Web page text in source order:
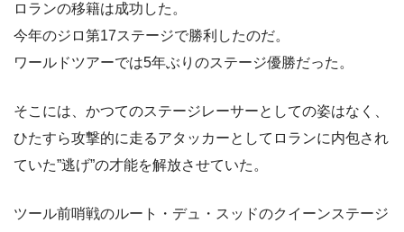
ロランの移籍は成功した。
今年のジロ第17ステージで勝利したのだ。
ワールドツアーでは5年ぶりのステージ優勝だった。
そこには、かつてのステージレーサーとしての姿はなく、
ひたすら攻撃的に走るアタッカーとしてロランに内包され
ていた”逃げ”の才能を解放させていた。
ツール前哨戦のルート・デュ・スッドのクイーンステージ